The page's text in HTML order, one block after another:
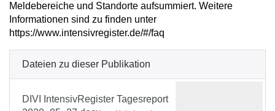
Meldebereiche und Standorte aufsummiert. Weitere
Informationen sind zu finden unter
https://www.intensivregister.de/#/faq
Dateien zu dieser Publikation
DIVI IntensivRegister Tagesreport